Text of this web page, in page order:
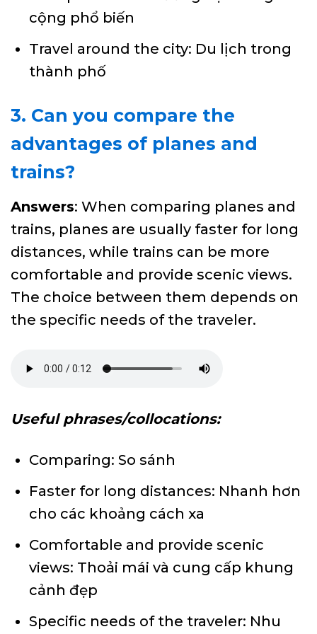
cộng phổ biến
Travel around the city: Du lịch trong
thành phố
3. Can you compare the
advantages of planes and
trains?
Answers: When comparing planes and
trains, planes are usually faster for long
distances, while trains can be more
comfortable and provide scenic views.
The choice between them depends on
the specific needs of the traveler.
Useful phrases/collocations:
Comparing: So sánh
Faster for long distances: Nhanh hơn
cho các khoảng cách xa
Comfortable and provide scenic
views: Thoải mái và cung cấp khung
cảnh đẹp
Specific needs of the traveler: Nhu